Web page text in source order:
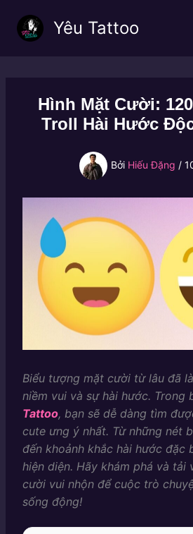
Yêu Tattoo
Hình Mặt Cười:
Troll Hài Hước
Bởi Hiếu Đặng /
Biểu tượng mặt cười từ lâu đã
niềm vui và sự hài hước. Trong
Tattoo, bạn sẽ dễ dàng tìm
cute ưng ý nhất. Từ những nét
đến khoảnh khắc hài hước đặc
hiện diện. Hãy khám phá và tải
cười vui nhộn để cuộc trò
sống động!